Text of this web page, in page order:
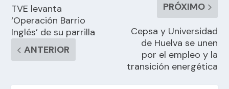
TVE levanta
‘Operación Barrio
Inglés’ de su parrilla
ANTERIOR
PRÓXIMO
Cepsa y Universidad
de Huelva se unen
por el empleo y la
transición energética